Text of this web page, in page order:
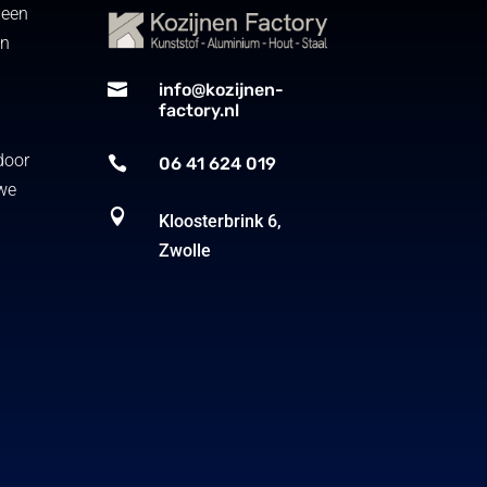

info@kozijnen-
factory.nl
 06 41 624 019

Kloosterbrink 6,
Zwolle